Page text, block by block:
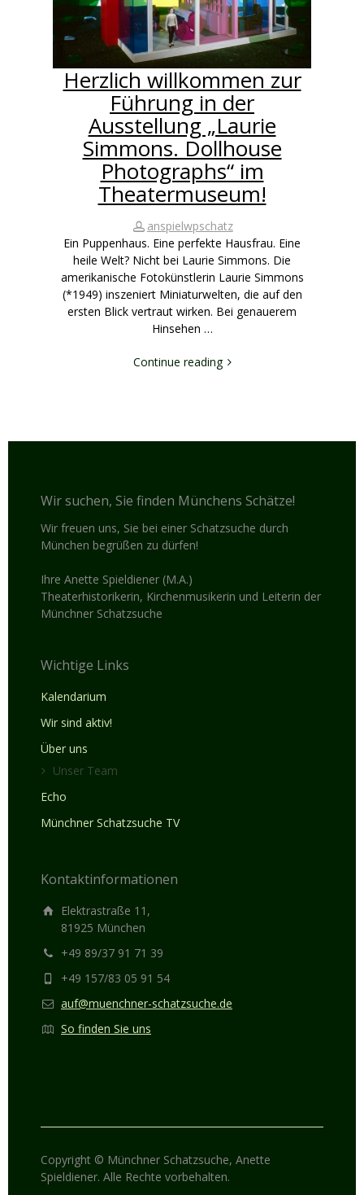
Herzlich willkommen zur
Führung in der
Ausstellung „Laurie
Simmons. Dollhouse
Photographs“ im
Theatermuseum!
anspielwpschatz
Ein Puppenhaus. Eine perfekte Hausfrau. Eine
heile Welt? Nicht bei Laurie Simmons. Die
amerikanische Fotokünstlerin Laurie Simmons
(*1949) inszeniert Miniaturwelten, die auf den
ersten Blick vertraut wirken. Bei genauerem
Hinsehen …
Continue reading
Wir suchen, Sie finden Münchens Schätze!
Wir freuen uns, Sie bei einer Schatzsuche durch
München begrüßen zu dürfen!
Ihre Anette Spieldiener (M.A.)
Theaterhistorikerin, Kirchenmusikerin und Leiterin der
Münchner Schatzsuche
Wichtige Links
Kalendarium
Wir sind aktiv!
Über uns
Unser Team
Echo
Münchner Schatzsuche TV
Kontaktinformationen
Elektrastraße 11,
81925 München
+49 89/37 91 71 39
+49 157/83 05 91 54
auf@muenchner-schatzsuche.de
So finden Sie uns
Copyright © Münchner Schatzsuche, Anette
Spieldiener. Alle Rechte vorbehalten.